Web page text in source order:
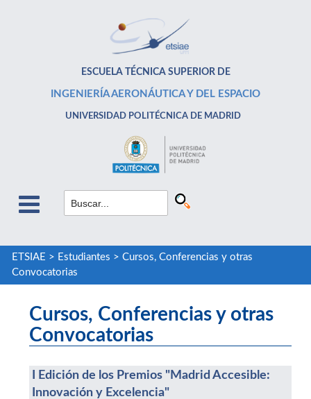
ESCUELA TÉCNICA SUPERIOR DE
INGENIERÍA AERONÁUTICA Y DEL ESPACIO
UNIVERSIDAD POLITÉCNICA DE MADRID
ETSIAE > Estudiantes > Cursos, Conferencias y otras
Convocatorias
Cursos, Conferencias y otras
Convocatorias
I Edición de los Premios "Madrid Accesible:
Innovación y Excelencia"